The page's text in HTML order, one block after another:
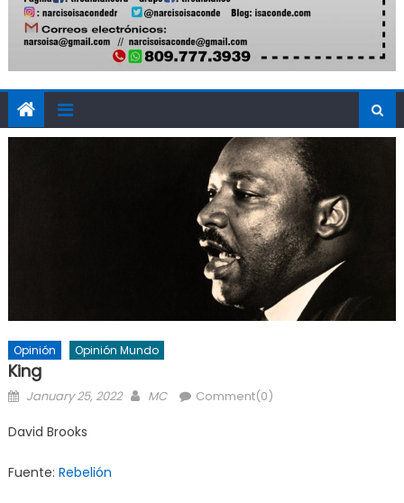
Opinión Opinión Mundo
King
Posted
January 25, 2022 Author
MC Comment(0)
David Brooks
Fuente: Rebelión